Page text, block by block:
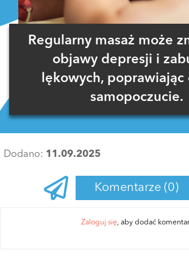
Regularny masaż może
objawy depresji i
lękowych, poprawiając
samopoczucie.
Dodano: 11.09.2025
Komentarze (0)
Zaloguj się, aby dodać